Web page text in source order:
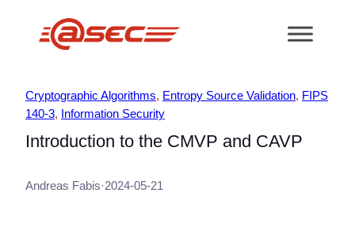
Cryptographic Algorithms, Entropy Source Validation, FIPS
140-3, Information Security
Introduction to the CMVP and CAVP
Andreas Fabis·2024-05-21